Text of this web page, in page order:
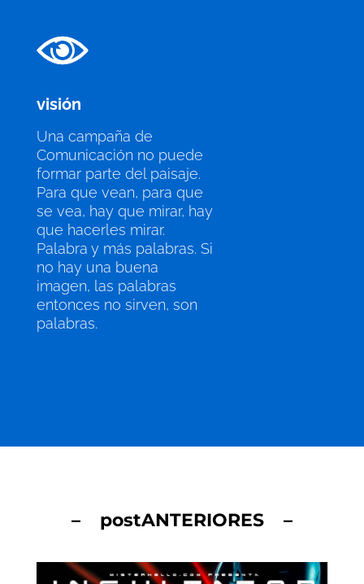
visión
Una campaña de
Comunicación no puede
formar parte del paisaje.
Para que vean, para que
se vea, hay que mirar, hay
que hacerles mirar.
Palabra y más palabras. Si
no hay una buena
imagen, las palabras
entonces no sirven, son
palabras.
– postANTERIORES –